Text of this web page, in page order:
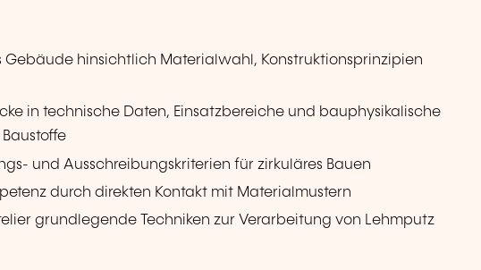
Gebäude hinsichtlich Materialwahl, Konstruktionsprinzipien
in technische Daten, Einsatzbereiche und bauphysikalische
und Ausschreibungskriterien für zirkuläres Bauen
durch direkten Kontakt mit Materialmustern
grundlegende Techniken zur Verarbeitung von Lehmputz